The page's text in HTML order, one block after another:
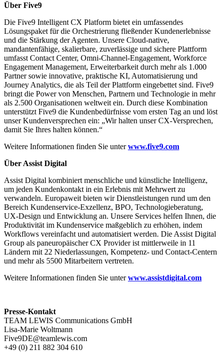
Über Five9
Die Five9 Intelligent CX Platform bietet ein umfassendes
Lösungspaket für die Orchestrierung fließender Kundenerlebnisse
und die Stärkung der Agenten. Unsere Cloud-native,
mandantenfähige, skalierbare, zuverlässige und sichere Plattform
umfasst Contact Center, Omni-Channel-Engagement, Workforce
Engagement Management, Erweiterbarkeit durch mehr als 1.000
Partner sowie innovative, praktische KI, Automatisierung und
Journey Analytics, die als Teil der Plattform eingebettet sind. Five9
bringt die Power von Menschen, Partnern und Technologie in mehr
als 2.500 Organisationen weltweit ein. Durch diese Kombination
unterstützt Five9 die Kundenbedürfnisse vom ersten Tag an und löst
unser Kundenversprechen ein: „Wir halten unser CX-Versprechen,
damit Sie Ihres halten können.“
Weitere Informationen finden Sie unterwww.five9.com
Über Assist Digital
Assist Digital kombiniert menschliche und künstliche Intelligenz,
um jeden Kundenkontakt in ein Erlebnis mit Mehrwert zu
verwandeln. Europaweit bieten wir Dienstleistungen rund um den
Bereich Kundenservice-Exzellenz, BPO, Technologieberatung,
UX-Design und Entwicklung an. Unsere Services helfen Ihnen, die
Produktivität im Kundenservice maßgeblich zu erhöhen, indem
Workflows vereinfacht und automatisiert werden. Die Assist Digital
Group als paneuropäischer CX Provider ist mittlerweile in 11
Ländern mit 22 Niederlassungen, Kompetenz- und Contact-Centern
und mehr als 5500 Mitarbeitern vertreten.
Weitere Informationen finden Sie unterwww.assistdigital.com
Presse-Kontakt
TEAM LEWIS Communications GmbH
Lisa-Marie Woltmann
Five9DE@teamlewis.com
+49 (0) 211 882 304 610